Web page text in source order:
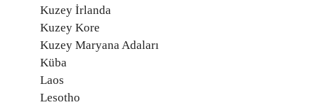
Kuzey İrlanda
Kuzey Kore
Kuzey Maryana Adaları
Küba
Laos
Lesotho